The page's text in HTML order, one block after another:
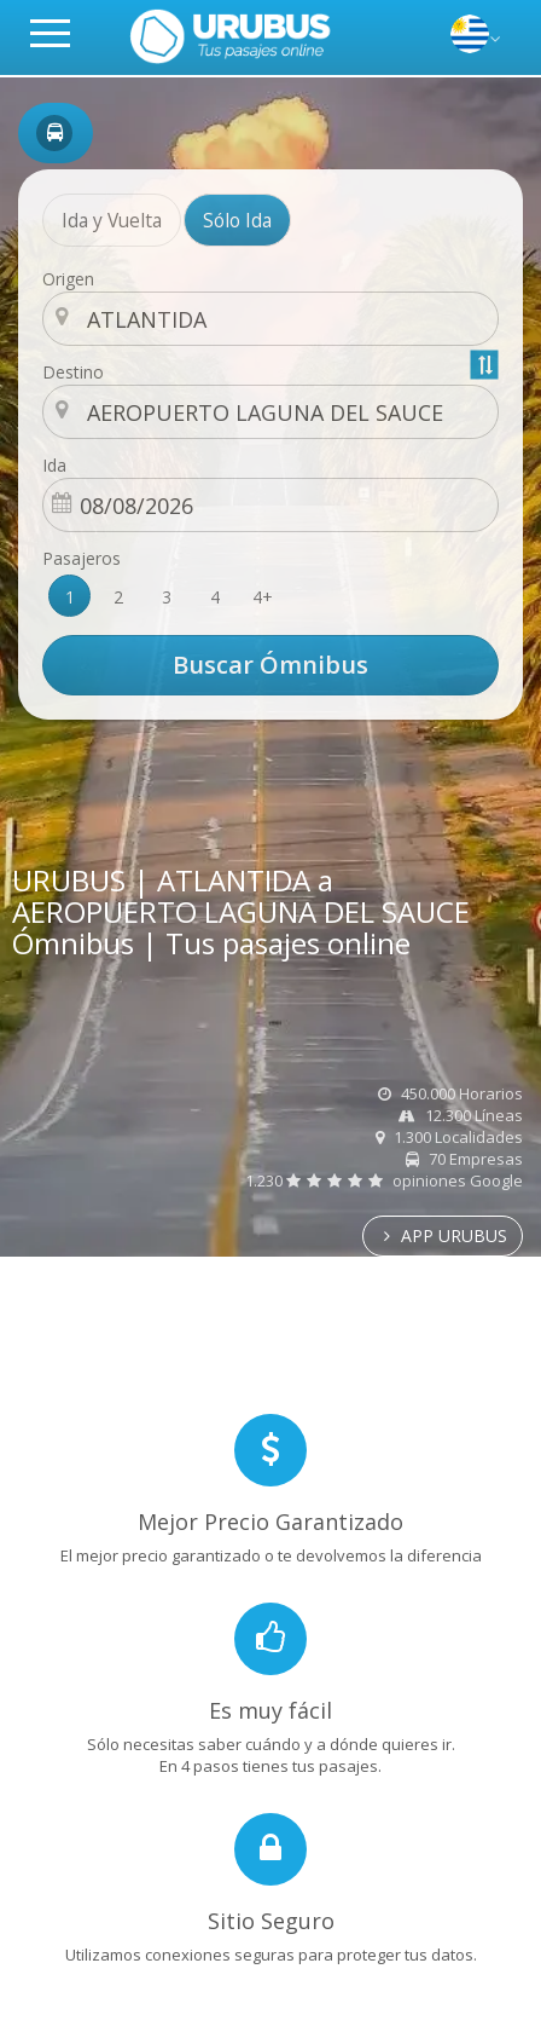
Ida y Vuelta Sólo Ida
Origen
Destino
Ida
Pasajeros
1
2 3 4 4+
URUBUS | ATLANTIDA a
AEROPUERTO LAGUNA DEL SAUCE
Ómnibus | Tus pasajes online
450.000 Horarios
12.300 Líneas
1.300 Localidades
70 Empresas
1.230
opiniones Google
APP URUBUS
Mejor Precio Garantizado
El mejor precio garantizado o te devolvemos la diferencia
Es muy fácil
Sólo necesitas saber cuándo y a dónde quieres ir.
En 4 pasos tienes tus pasajes.
Sitio Seguro
Utilizamos conexiones seguras para proteger tus datos.